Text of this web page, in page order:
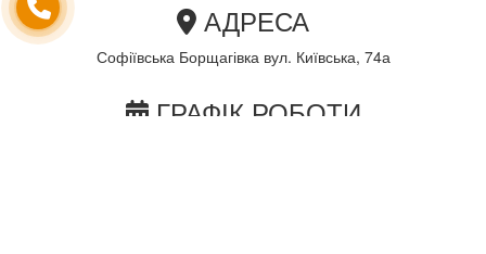
АДРЕСА
Софіївська Борщагівка вул. Київська, 74а
ГРАФІК РОБОТИ